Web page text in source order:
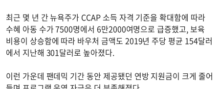
최근 몇 년 간 뉴욕주가 CCAP 소득 자격 기준을 확대함에 따라
수혜 아동 수가 7500명에서 6만2000여명으로 급증했고, 보육
비용이 상승함에 따라 바우처 금액도 2019년 주당 평균 154달러
에서 지난해 301달러로 높아졌다.
이런 가운데 팬데믹 기간 동안 제공됐던 연방 지원금이 크게 줄어